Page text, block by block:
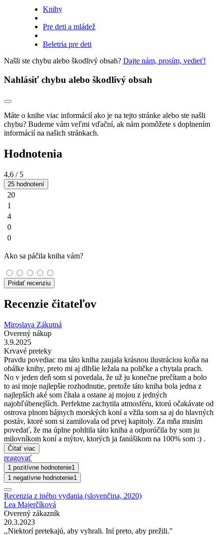
Knihy
Pre deti a mládež
Beletria pre deti
Našli ste chybu alebo škodlivý obsah? Dajte nám, prosím, vedieť!
Nahlásiť chybu alebo škodlivý obsah
Máte o knihe viac informácií ako je na tejto stránke alebo ste našli
chybu? Budeme vám veľmi vďační, ak nám pomôžete s doplnením
informácií na našich stránkach.
Hodnotenia
4,6 / 5
25 hodnotení
20
1
4
0
0
Ako sa páčila kniha vám?
Pridať recenziu
Recenzie čitateľov
Miroslava Zákutná
Overený nákup
3.9.2025
Krvavé preteky
Pravdu povediac ma táto kniha zaujala krásnou ilustráciou koňa na
obálke knihy, preto mi aj dlhšie ležala na poličke a chytala prach.
No v jeden deň som si povedala, že už ju konečne prečítam a bolo
to asi moje najlepšie rozhodnutie, pretože táto kniha bola jedna z
najlepších aké som čítala a ostane aj mojou z jedných
najobľúbenejších. Perfektne zachytila atmosféru, ktorú očakávate od
ostrova plnom bájnych morských koní a vžila som sa aj do hlavných
postáv, ktoré som si zamilovala od prvej kapitoly. Za mňa musím
povedať, že ma úplne pohltila táto kniha a odporúčila by som ju
milovníkom koní a mýtov, ktorých ja fanúšikom na 100% som :) .
Čítať viac
reagovať
1 pozitívne hodnotenie1
1 negatívne hodnotenie1
Recenzia z iného vydania (slovenčina, 2020)
Lea Majerčíková
Overený zákazník
20.3.2023
,,Niektorí pretekajú, aby vyhrali. Iní preto, aby prežili."